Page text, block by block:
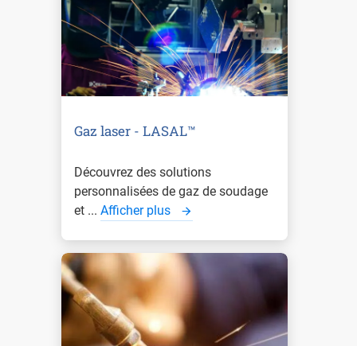
Gaz laser - LASAL™
Découvrez des solutions
personnalisées de gaz de soudage
et ... Afficher plus